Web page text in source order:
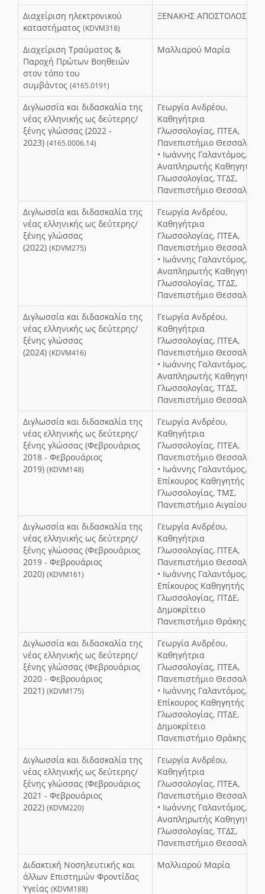
Διαχείριση ηλεκτρονικού
καταστήματος (KDVM318)
ΞΕΝΑΚΗΣ ΑΠΟΣΤΟΛΟΣ
Διαχείριση Τραύματος &
Παροχή Πρώτων Βοηθειών
στον τόπο του
συμβάντος (4165.0191)
Μαλλιαρού Μαρία
Διγλωσσία και διδασκαλία της
νέας ελληνικής ως δεύτερης/
ξένης γλώσσας (2022 -
2023) (4165.0006.14)
Γεωργία Ανδρέου,
Καθηγήτρια
Γλωσσολογίας, ΠΤΕΑ,
Πανεπιστήμιο Θεσσαλίας
• Ιωάννης Γαλαντόμος,
Αναπληρωτής Καθηγητής
Γλωσσολογίας, ΤΓΔΣ,
Πανεπιστήμιο Θεσσαλίας
Διγλωσσία και διδασκαλία της
νέας ελληνικής ως δεύτερης/
ξένης γλώσσας
(2022) (KDVM275)
Γεωργία Ανδρέου,
Καθηγήτρια
Γλωσσολογίας, ΠΤΕΑ,
Πανεπιστήμιο Θεσσαλίας
• Ιωάννης Γαλαντόμος,
Αναπληρωτής Καθηγητής
Γλωσσολογίας, ΤΓΔΣ,
Πανεπιστήμιο Θεσσαλίας
Διγλωσσία και διδασκαλία της
νέας ελληνικής ως δεύτερης/
ξένης γλώσσας
(2024) (KDVM416)
Γεωργία Ανδρέου,
Καθηγήτρια
Γλωσσολογίας, ΠΤΕΑ,
Πανεπιστήμιο Θεσσαλίας
• Ιωάννης Γαλαντόμος,
Αναπληρωτής Καθηγητής
Γλωσσολογίας, ΤΓΔΣ,
Πανεπιστήμιο Θεσσαλίας
Διγλωσσία και διδασκαλία της
νέας ελληνικής ως δεύτερης/
ξένης γλώσσας (Φεβρουάριος
2018 - Φεβρουάριος
2019) (KDVM148)
Γεωργία Ανδρέου,
Καθηγήτρια
Γλωσσολογίας, ΠΤΕΑ,
Πανεπιστήμιο Θεσσαλίας
• Ιωάννης Γαλαντόμος,
Επίκουρος Καθηγητής
Γλωσσολογίας, ΤΜΣ,
Πανεπιστήμιο Αιγαίου
Διγλωσσία και διδασκαλία της
νέας ελληνικής ως δεύτερης/
ξένης γλώσσας (Φεβρουάριος
2019 - Φεβρουάριος
2020) (KDVM161)
Γεωργία Ανδρέου,
Καθηγήτρια
Γλωσσολογίας, ΠΤΕΑ,
Πανεπιστήμιο Θεσσαλίας
• Ιωάννης Γαλαντόμος,
Επίκουρος Καθηγητής
Γλωσσολογίας, ΠΤΔΕ,
Δημοκρίτειο
Πανεπιστήμιο Θράκης
Διγλωσσία και διδασκαλία της
νέας ελληνικής ως δεύτερης/
ξένης γλώσσας (Φεβρουάριος
2020 - Φεβρουάριος
2021) (KDVM175)
Γεωργία Ανδρέου,
Καθηγήτρια
Γλωσσολογίας, ΠΤΕΑ,
Πανεπιστήμιο Θεσσαλίας
• Ιωάννης Γαλαντόμος,
Επίκουρος Καθηγητής
Γλωσσολογίας, ΠΤΔΕ,
Δημοκρίτειο
Πανεπιστήμιο Θράκης
Διγλωσσία και διδασκαλία της
νέας ελληνικής ως δεύτερης/
ξένης γλώσσας (Φεβρουάριος
2021 - Φεβρουάριος
2022) (KDVM220)
Γεωργία Ανδρέου,
Καθηγήτρια
Γλωσσολογίας, ΠΤΕΑ,
Πανεπιστήμιο Θεσσαλίας
• Ιωάννης Γαλαντόμος,
Αναπληρωτής Καθηγητής
Γλωσσολογίας, ΤΓΔΣ,
Πανεπιστήμιο Θεσσαλίας
Διδακτική Νοσηλευτικής και
άλλων Επιστημών Φροντίδας
Υγείας (KDVM188)
Μαλλιαρού Μαρία